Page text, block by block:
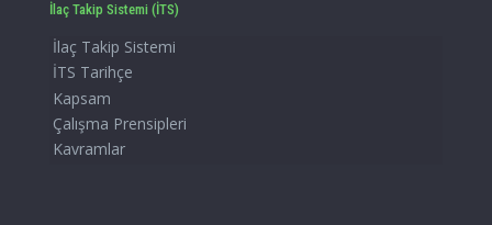
İlaç Takip Sistemi (İTS)
İlaç Takip Sistemi
İTS Tarihçe
Kapsam
Çalışma Prensipleri
Kavramlar